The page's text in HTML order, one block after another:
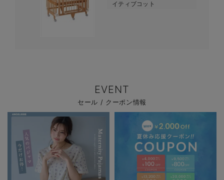
イティブコット
EVENT
セール / クーポン情報